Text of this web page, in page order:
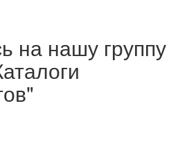
на нашу группу